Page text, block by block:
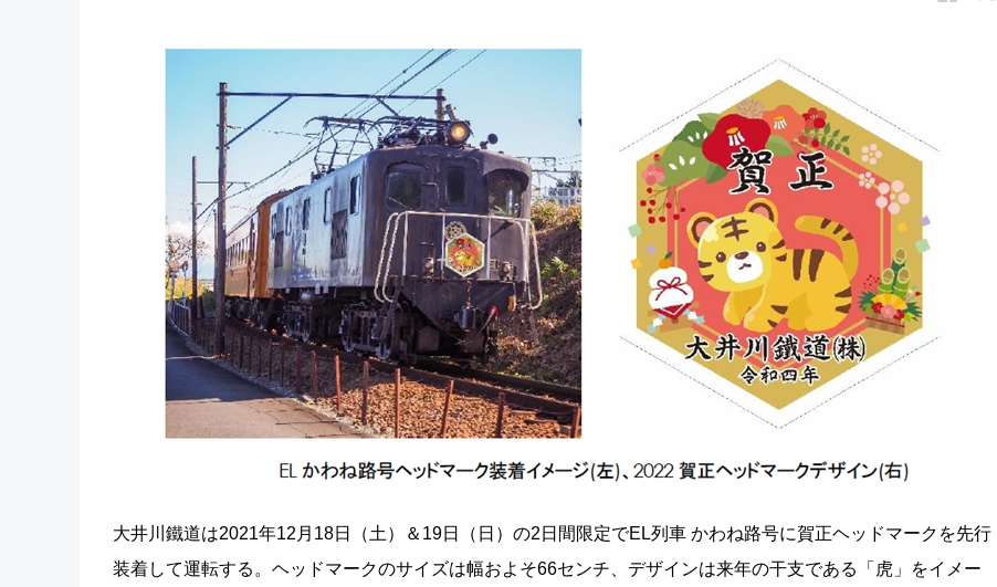
大井川鐵道は2021年12月18日（土）＆19日（日）の2日間限定でEL列車 かわね路号に賀正ヘッドマークを先行
装着して運転する。ヘッドマークのサイズは幅およそ66センチ、デザインは来年の干支である「虎」をイメー